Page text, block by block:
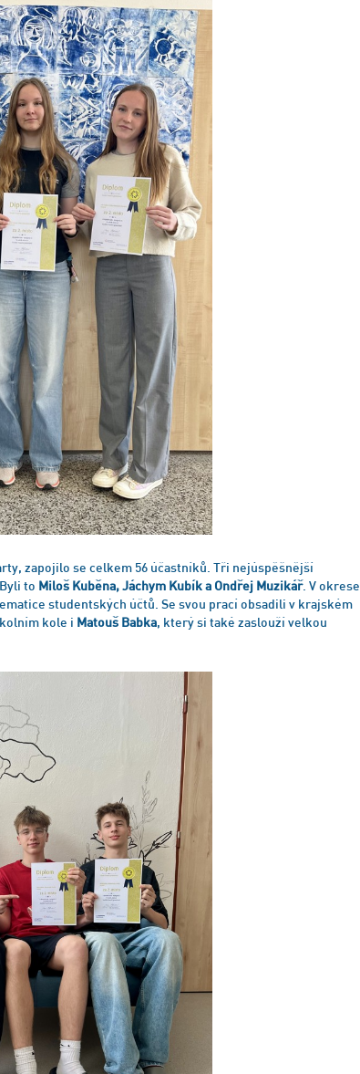
zapojilo se celkem 56 účastníků. Tři nejúspěšnější
to Miloš Kuběna, Jáchym Kubík a Ondřej Muzikář. V okrese
studentských účtů. Se svou prací obsadili v krajském
kole i Matouš Babka, který si také zaslouží velkou